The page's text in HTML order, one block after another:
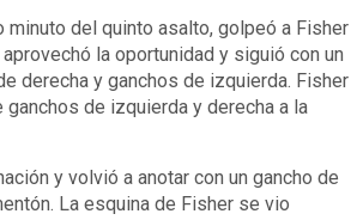
minuto del quinto asalto, golpeó a Fisher
la oportunidad y siguió con un
derecha y ganchos de izquierda. Fisher
de izquierda y derecha a la
y volvió a anotar con un gancho de
La esquina de Fisher se vio